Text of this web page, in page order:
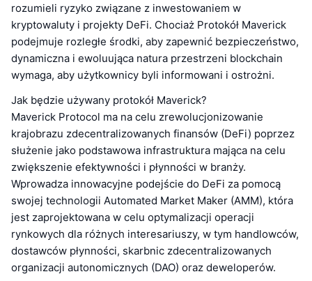
rozumieli ryzyko związane z inwestowaniem w
kryptowaluty i projekty DeFi. Chociaż Protokół Maverick
podejmuje rozległe środki, aby zapewnić bezpieczeństwo,
dynamiczna i ewoluująca natura przestrzeni blockchain
wymaga, aby użytkownicy byli informowani i ostrożni.
Jak będzie używany protokół Maverick?
Maverick Protocol ma na celu zrewolucjonizowanie
krajobrazu zdecentralizowanych finansów (DeFi) poprzez
służenie jako podstawowa infrastruktura mająca na celu
zwiększenie efektywności i płynności w branży.
Wprowadza innowacyjne podejście do DeFi za pomocą
swojej technologii Automated Market Maker (AMM), która
jest zaprojektowana w celu optymalizacji operacji
rynkowych dla różnych interesariuszy, w tym handlowców,
dostawców płynności, skarbnic zdecentralizowanych
organizacji autonomicznych (DAO) oraz deweloperów.